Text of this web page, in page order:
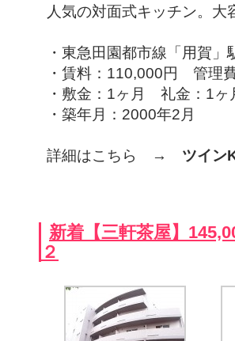
人気の対面式キッチン。
・東急田園都市線「用賀
・賃料：110,000円 管理
・敷金：1ヶ月 礼金：1ヶ
・築年月：2000年2月
詳細はこちら → ツイ
新着【三軒茶屋】
２